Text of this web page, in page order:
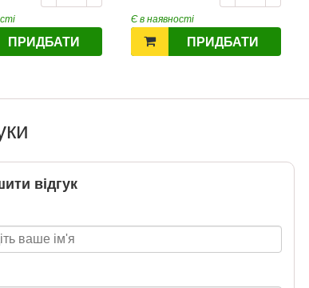
2026
ПРИДБАТИ
Є в наявності
ПРИДБАТИ
відгук